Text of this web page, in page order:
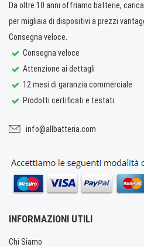
Da oltre 10 anni offriamo batterie,
per migliaia di dispositivi a prezzi
Consegna veloce.
Consegna veloce
Attenzione ai dettagli
12 mesi di garanzia commerciale
Prodotti certificati e testati
info@allbatteria.com
INFORMAZIONI UTILI
Chi Siamo